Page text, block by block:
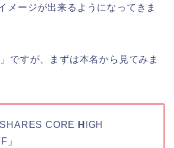
メージが出来るようになってきま
ですが、まずは本名から見てみま
CORE H IGH
」